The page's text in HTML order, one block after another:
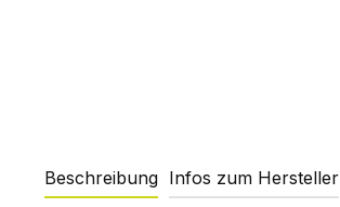
Beschreibung Infos zum Hersteller